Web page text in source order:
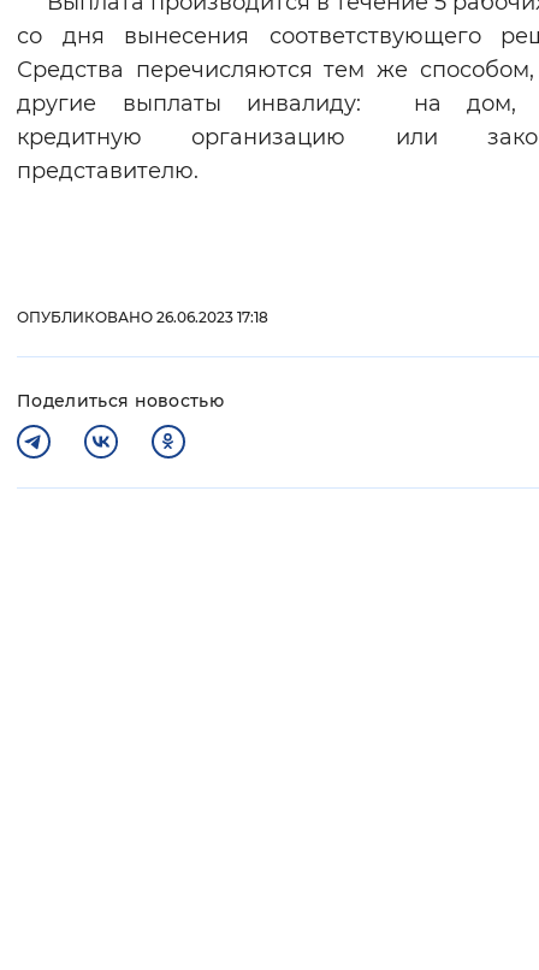
со дня вынесения соответствующего
Средства перечисляются тем же
другие выплаты инвалиду: на дом,
кредитную организацию или
представителю.
ОПУБЛИКОВАНО 26.06.2023 17:18
Поделиться новостью